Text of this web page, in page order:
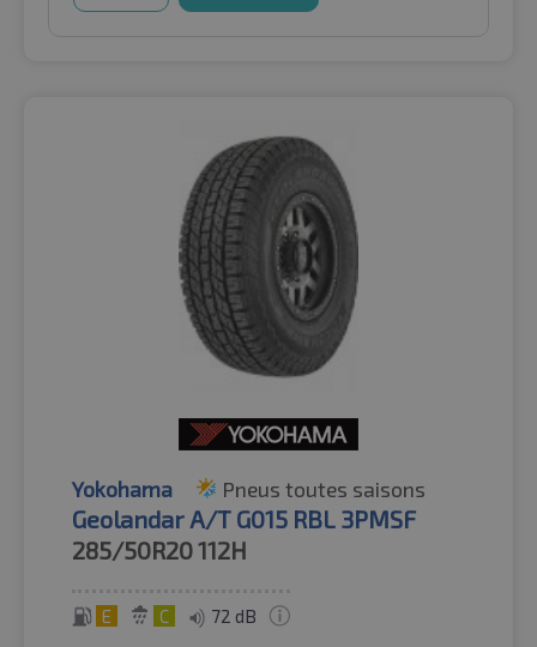
Yokohama Pneus toutes saisons
Geolandar A/T G015 RBL 3PMSF
285/50R20112H
E C 72 dB